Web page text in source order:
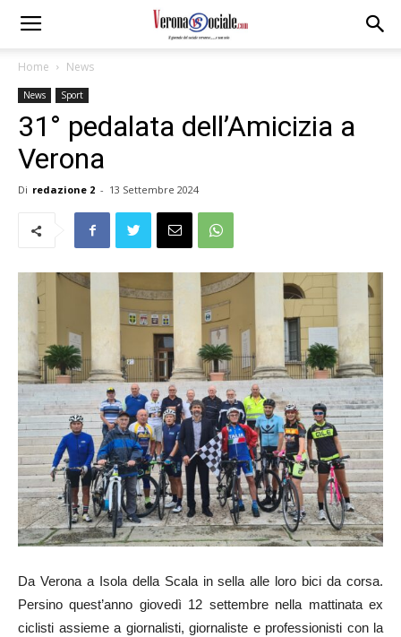
Home News
News Sport
31° pedalata dell’Amicizia a
Verona
Di redazione 2 - 13 Settembre 2024
Da Verona a Isola della Scala in sella alle loro bici da corsa.
Persino quest’anno giovedì 12 settembre nella mattinata ex
ciclisti assieme a giornalisti, giornaliste e professionisti con la